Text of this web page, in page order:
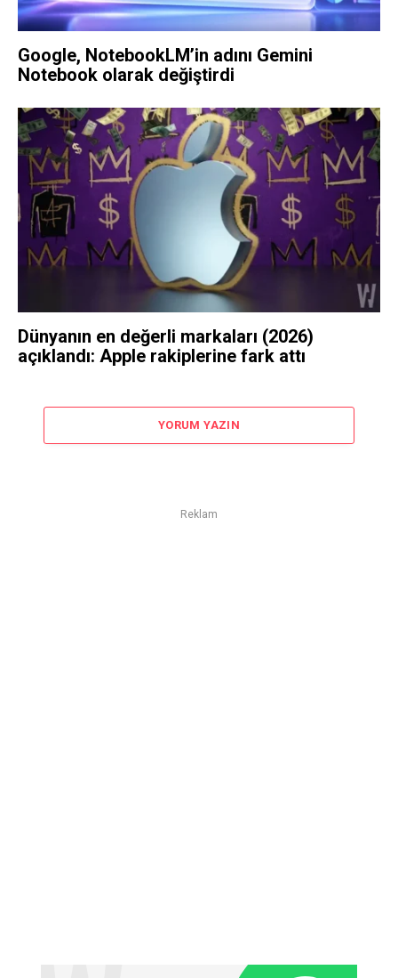
Google, NotebookLM’in adını Gemini
Notebook olarak değiştirdi
Dünyanın en değerli markaları (2026)
açıklandı: Apple rakiplerine fark attı
YORUM YAZIN
Reklam